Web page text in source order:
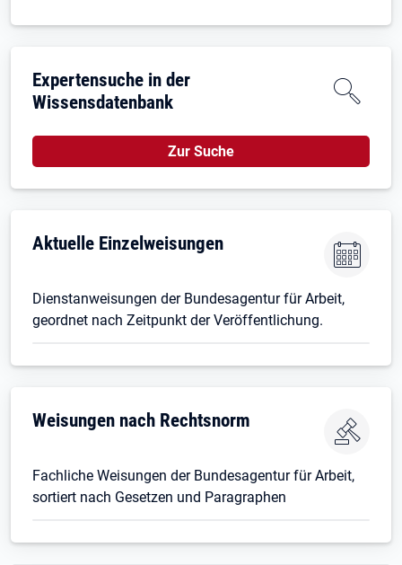
Expertensuche in der
Wissensdatenbank
Zur Suche
Aktuelle Einzelweisungen
Dienstanweisungen der Bundesagentur für Arbeit,
geordnet nach Zeitpunkt der Veröffentlichung.
Weisungen nach Rechtsnorm
Fachliche Weisungen der Bundesagentur für Arbeit,
sortiert nach Gesetzen und Paragraphen